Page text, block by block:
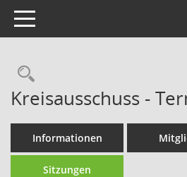
Toggle navigation
Rechercheauswahl
Kreisausschuss -
Informationen
Sitzungen